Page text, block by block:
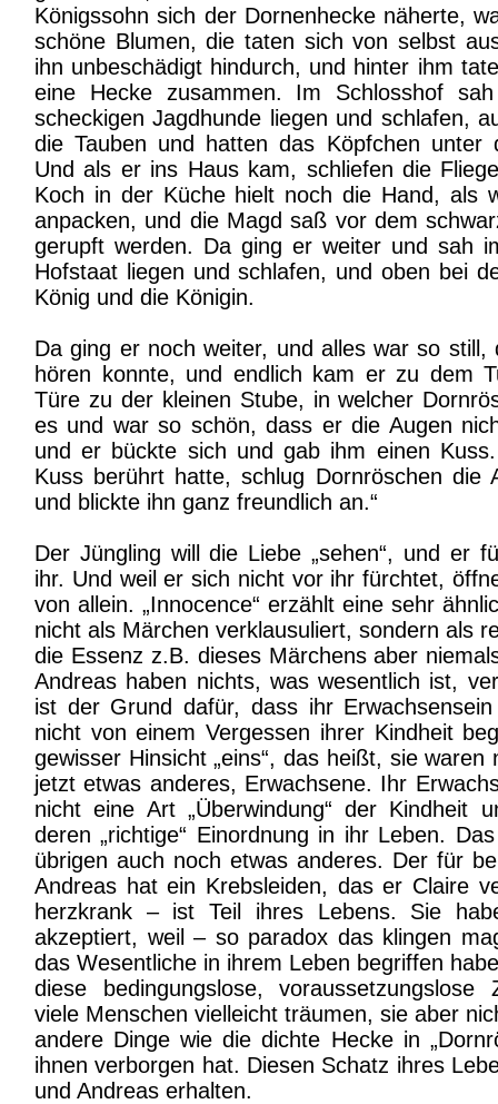
Königssohn sich der Dornenhecke näherte,
schöne Blumen, die taten sich von selbst
ihn unbeschädigt hindurch, und hinter ihm
eine Hecke zusammen. Im Schlosshof
scheckigen Jagdhunde liegen und schlafen,
die Tauben und hatten das Köpfchen unter
Und als er ins Haus kam, schliefen die
Koch in der Küche hielt noch die Hand, als
anpacken, und die Magd saß vor dem
gerupft werden. Da ging er weiter und sah
Hofstaat liegen und schlafen, und oben bei
König und die Königin.
Da ging er noch weiter, und alles war so still,
hören konnte, und endlich kam er zu dem
Türe zu der kleinen Stube, in welcher
es und war so schön, dass er die Augen
und er bückte sich und gab ihm einen
Kuss berührt hatte, schlug Dornröschen die
und blickte ihn ganz freundlich an.“
Der Jüngling will die Liebe „sehen“, und er
ihr. Und weil er sich nicht vor ihr fürchtet,
von allein. „Innocence“ erzählt eine sehr
nicht als Märchen verklausuliert, sondern als
die Essenz z.B. dieses Märchens aber
Andreas haben nichts, was wesentlich ist,
ist der Grund dafür, dass ihr
nicht von einem Vergessen ihrer Kindheit
gewisser Hinsicht „eins“, das heißt, sie waren
jetzt etwas anderes, Erwachsene. Ihr
nicht eine Art „Überwindung“ der Kindheit
deren „richtige“ Einordnung in ihr Leben.
übrigen auch noch etwas anderes. Der für
Andreas hat ein Krebsleiden, das er Claire
herzkrank – ist Teil ihres Lebens. Sie
akzeptiert, weil – so paradox das klingen
das Wesentliche in ihrem Leben begriffen
diese bedingungslose,
viele Menschen vielleicht träumen, sie aber
andere Dinge wie die dichte Hecke in
ihnen verborgen hat. Diesen Schatz ihres
und Andreas erhalten.